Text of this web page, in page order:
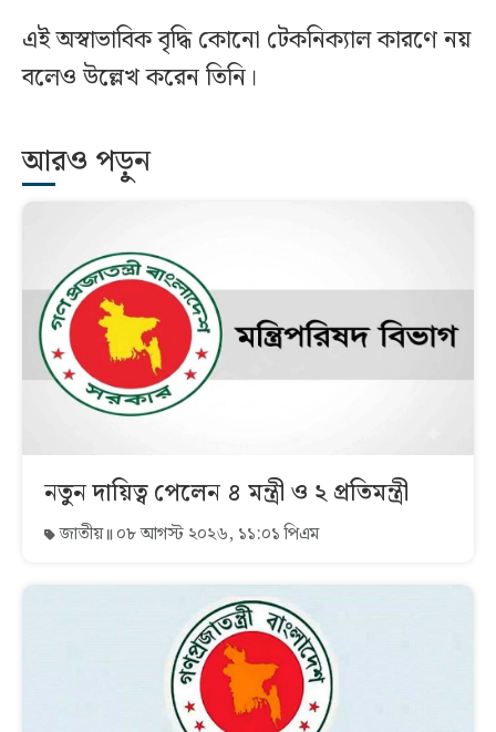
এই অস্বাভাবিক বৃদ্ধি কোনো টেকনিক্যাল কারণে নয়
বলেও উল্লেখ করেন তিনি।
আরও পড়ুন
নতুন দায়িত্ব পেলেন ৪ মন্ত্রী ও ২ প্রতিমন্ত্রী
জাতীয় ০৮ আগস্ট ২০২৬, ১১:০১ পিএম